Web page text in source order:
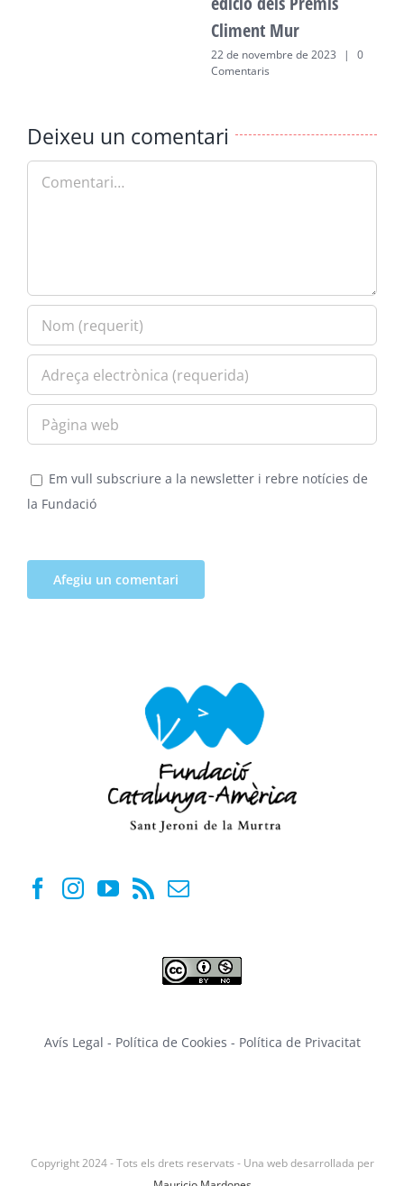
Climent Mur
22 de novembre de 2023 |
0
Comentaris
Deixeu un comentari
Em vull subscriure a la newsletter i rebre notícies de
la Fundació
Avís Legal - Política de Cookies - Política de Privacitat
Copyright 2024 - Tots els drets reservats - Una web desarrollada per